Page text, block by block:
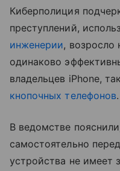
Киберполиция
преступлений,
инженерии, возросло
одинаково
владельцев iPhone,
кнопочных телефонов.
В ведомстве
самостоятельно
устройства не имеет